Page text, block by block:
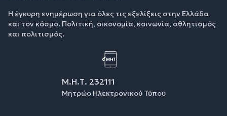
Η έγκυρη ενημέρωση για όλες τις εξελίξεις στην Ελλάδα
και τον κόσμο. Πολιτική, οικονομία, κοινωνία, αθλητισμός
και πολιτισμός.
Μ.Η.Τ. 232111
Μητρώο Ηλεκτρονικού Τύπου